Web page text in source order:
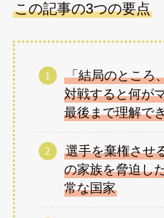
この記事の3つの要点
「結局のところ
対戦すると何が
最後まで理解で
選手を棄権させ
の家族を脅迫し
常な国家